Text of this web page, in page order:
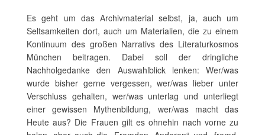
Es geht um das Archivmaterial selbst, ja, auch um
Seltsamkeiten dort, auch um Materialien, die zu einem
Kontinuum des großen Narrativs des Literaturkosmos
München beitragen. Dabei soll der dringliche
Nachholgedanke den Auswahlblick lenken: Wer/was
wurde bisher gerne vergessen, wer/was lieber unter
Verschluss gehalten, wer/was unterlag und unterliegt
einer gewissen Mythenbildung, wer/was macht das
Heute aus? Die Frauen gilt es ohnehin nach vorne zu